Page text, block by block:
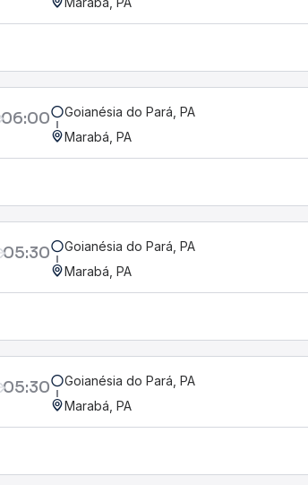
06:00
Goianésia do Pará, PA
Marabá, PA
05:30
Goianésia do Pará, PA
Marabá, PA
05:30
Goianésia do Pará, PA
Marabá, PA